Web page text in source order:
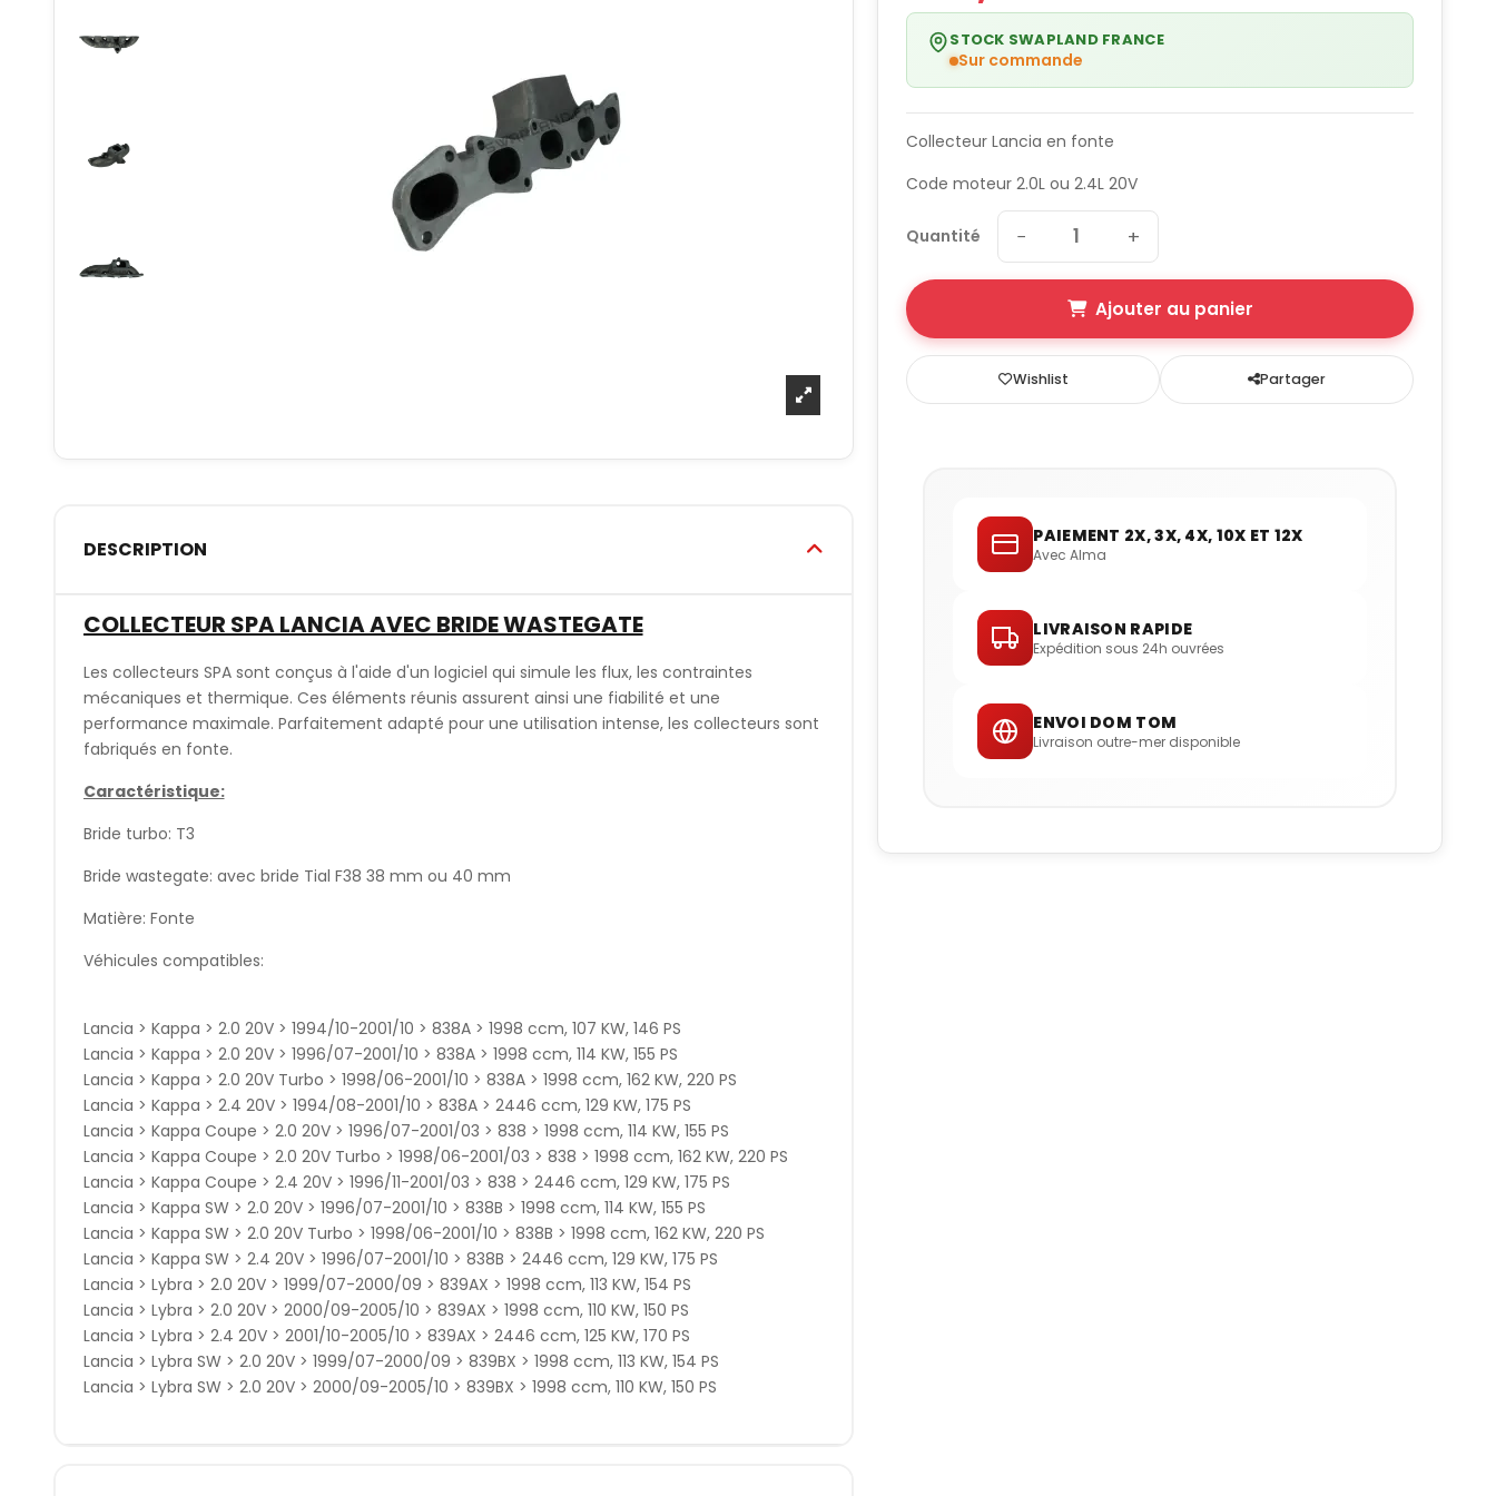
DESCRIPTION
COLLECTEUR SPA LANCIA AVEC BRIDE WASTEGATE
Les collecteurs SPA sont conçus à l'aide d'un logiciel qui simule les flux, les contraintes
mécaniques et thermique. Ces éléments réunis assurent ainsi une fiabilité et une
performance maximale. Parfaitement adapté pour une utilisation intense, les collecteurs sont
fabriqués en fonte.
Caractéristique:
Bride turbo: T3
Bride wastegate: avec bride Tial F38 38 mm ou 40 mm
Matière: Fonte
Véhicules compatibles:
Lancia > Kappa > 2.0 20V > 1994/10-2001/10 > 838A > 1998 ccm, 107 KW, 146 PS
Lancia > Kappa > 2.0 20V > 1996/07-2001/10 > 838A > 1998 ccm, 114 KW, 155 PS
Lancia > Kappa > 2.0 20V Turbo > 1998/06-2001/10 > 838A > 1998 ccm, 162 KW, 220 PS
Lancia > Kappa > 2.4 20V > 1994/08-2001/10 > 838A > 2446 ccm, 129 KW, 175 PS
Lancia > Kappa Coupe > 2.0 20V > 1996/07-2001/03 > 838 > 1998 ccm, 114 KW, 155 PS
Lancia > Kappa Coupe > 2.0 20V Turbo > 1998/06-2001/03 > 838 > 1998 ccm, 162 KW, 220 PS
Lancia > Kappa Coupe > 2.4 20V > 1996/11-2001/03 > 838 > 2446 ccm, 129 KW, 175 PS
Lancia > Kappa SW > 2.0 20V > 1996/07-2001/10 > 838B > 1998 ccm, 114 KW, 155 PS
Lancia > Kappa SW > 2.0 20V Turbo > 1998/06-2001/10 > 838B > 1998 ccm, 162 KW, 220 PS
Lancia > Kappa SW > 2.4 20V > 1996/07-2001/10 > 838B > 2446 ccm, 129 KW, 175 PS
Lancia > Lybra > 2.0 20V > 1999/07-2000/09 > 839AX > 1998 ccm, 113 KW, 154 PS
Lancia > Lybra > 2.0 20V > 2000/09-2005/10 > 839AX > 1998 ccm, 110 KW, 150 PS
Lancia > Lybra > 2.4 20V > 2001/10-2005/10 > 839AX > 2446 ccm, 125 KW, 170 PS
Lancia > Lybra SW > 2.0 20V > 1999/07-2000/09 > 839BX > 1998 ccm, 113 KW, 154 PS
Lancia > Lybra SW > 2.0 20V > 2000/09-2005/10 > 839BX > 1998 ccm, 110 KW, 150 PS
STOCK SWAPLAND FRANCE
Sur commande
Collecteur Lancia en fonte
Code moteur 2.0L ou 2.4L 20V
Quantité − +
Ajouter au panier
Wishlist Partager
PAIEMENT 2X, 3X, 4X, 10X ET 12X
Avec Alma
LIVRAISON RAPIDE
Expédition sous 24h ouvrées
ENVOI DOM TOM
Livraison outre-mer disponible